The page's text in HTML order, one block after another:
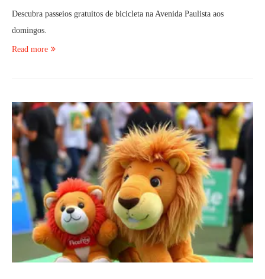
Descubra passeios gratuitos de bicicleta na Avenida Paulista aos
domingos.
Read more